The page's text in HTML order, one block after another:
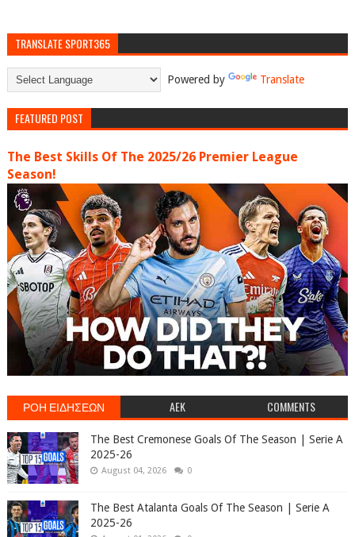
TRANSLATE SPORT365
Powered by Translate
FEATURED POST
The Best Skills Of The 2025/26 Premier League
Season!
ΡΟΗ ΕΙΔΗΣΕΩΝ AEK COMMENTS
The Best Cremonese Goals Of The Season | Serie A
2025-26
August 04, 2026 0
The Best Atalanta Goals Of The Season | Serie A
2025-26